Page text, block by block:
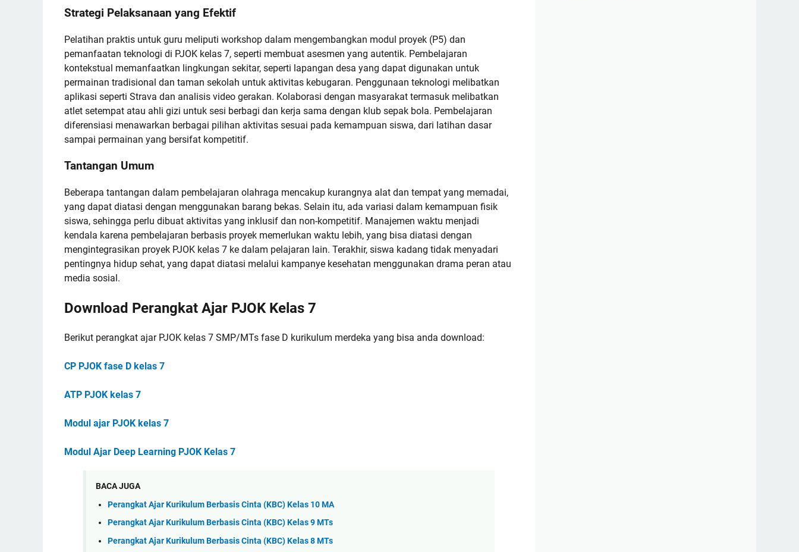
Strategi Pelaksanaan yang Efektif
Pelatihan praktis untuk guru meliputi workshop dalam mengembangkan modul proyek (P5) dan
pemanfaatan teknologi di PJOK kelas 7, seperti membuat asesmen yang autentik. Pembelajaran
kontekstual memanfaatkan lingkungan sekitar, seperti lapangan desa yang dapat digunakan untuk
permainan tradisional dan taman sekolah untuk aktivitas kebugaran. Penggunaan teknologi melibatkan
aplikasi seperti Strava dan analisis video gerakan. Kolaborasi dengan masyarakat termasuk melibatkan
atlet setempat atau ahli gizi untuk sesi berbagi dan kerja sama dengan klub sepak bola. Pembelajaran
diferensiasi menawarkan berbagai pilihan aktivitas sesuai pada kemampuan siswa, dari latihan dasar
sampai permainan yang bersifat kompetitif.
Tantangan Umum
Beberapa tantangan dalam pembelajaran olahraga mencakup kurangnya alat dan tempat yang memadai,
yang dapat diatasi dengan menggunakan barang bekas. Selain itu, ada variasi dalam kemampuan fisik
siswa, sehingga perlu dibuat aktivitas yang inklusif dan non-kompetitif. Manajemen waktu menjadi
kendala karena pembelajaran berbasis proyek memerlukan waktu lebih, yang bisa diatasi dengan
mengintegrasikan proyek PJOK kelas 7 ke dalam pelajaran lain. Terakhir, siswa kadang tidak menyadari
pentingnya hidup sehat, yang dapat diatasi melalui kampanye kesehatan menggunakan drama peran atau
media sosial.
Download Perangkat Ajar PJOK Kelas 7
Berikut perangkat ajar PJOK kelas 7 SMP/MTs fase D kurikulum merdeka yang bisa anda download:
CP PJOK fase D kelas 7
ATP PJOK kelas 7
Modul ajar PJOK kelas 7
Modul Ajar Deep Learning PJOK Kelas 7
BACA JUGA
Perangkat Ajar Kurikulum Berbasis Cinta (KBC) Kelas 10 MA
Perangkat Ajar Kurikulum Berbasis Cinta (KBC) Kelas 9 MTs
Perangkat Ajar Kurikulum Berbasis Cinta (KBC) Kelas 8 MTs